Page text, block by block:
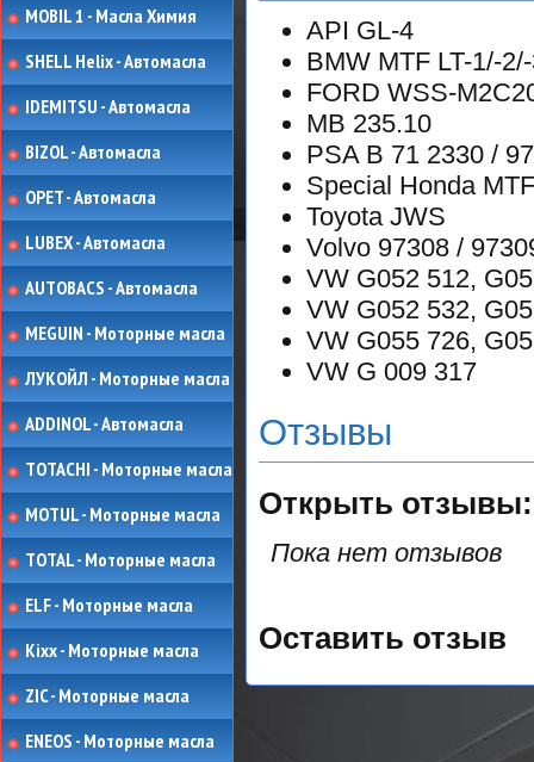
MOBIL 1 - Масла Химия
SHELL Helix - Автомасла
IDEMITSU - Автомасла
BIZOL - Автомасла
OPET - Автомасла
LUBEX - Автомасла
AUTOBACS - Автомасла
MEGUIN - Моторные масла
ЛУКОЙЛ - Моторные масла
ADDINOL - Автомасла
TOTACHI - Моторные масла
MOTUL - Моторные масла
TOTAL - Моторные масла
ELF - Моторные масла
Kixx - Моторные масла
ZIC - Моторные масла
ENEOS - Моторные масла
API GL-4
BMW MTF LT-1/-
FORD WSS-
MB 235.10
PSA B 71 2330 /
Special Honda
Toyota JWS
Volvo 97308 /
VW G052 512,
VW G052 532,
VW G055 726,
VW G 009 317
Отзывы
Открыть
Пока нет отзывов
Оставить отзыв